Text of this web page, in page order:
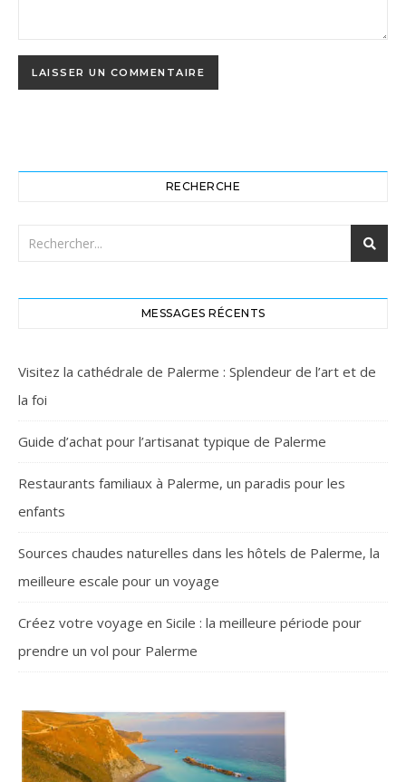
RECHERCHE
MESSAGES RÉCENTS
Visitez la cathédrale de Palerme : Splendeur de l’art et de
la foi
Guide d’achat pour l’artisanat typique de Palerme
Restaurants familiaux à Palerme, un paradis pour les
enfants
Sources chaudes naturelles dans les hôtels de Palerme, la
meilleure escale pour un voyage
Créez votre voyage en Sicile : la meilleure période pour
prendre un vol pour Palerme